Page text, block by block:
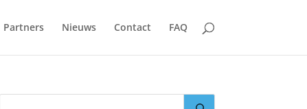
Partners Nieuws Contact FAQ